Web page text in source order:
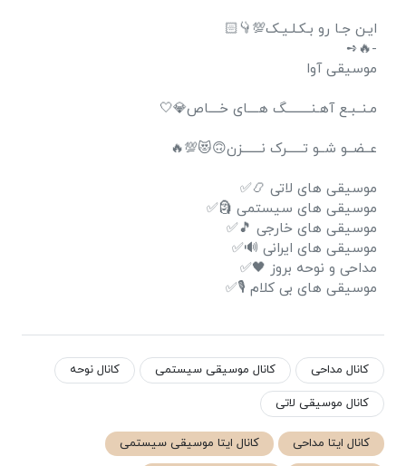
ایـن جـا رو بـکـلـیـک💯👇🏻
-🔥➺
موسیقی آوا
مـنــبـع آهـنـــــــــگ هــــای خــــاص💎🤍
عــضــو شــو تــــــرک نـــــــزن🙃😻💯🔥
موسیقی های لاتی 📿✅
موسیقی های سیستمی 🗿✅
موسیقی های خارجی 🎵✅
موسیقی های ایرانی 🔊✅
مداحی و نوحه بروز 🖤✅
موسیقی های بی کلام 🎙️✅
کانال مداحی کانال موسیقی سیستمی کانال نوحه
کانال موسیقی لاتی
کانال ایتا مداحی
کانال ایتا موسیقی سیستمی